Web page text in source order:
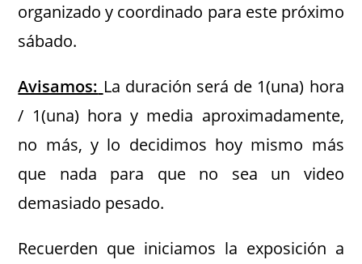
organizado y coordinado para este próximo
sábado.
Avisamos: La duración será de 1(una) hora
/ 1(una) hora y media aproximadamente,
no más, y lo decidimos hoy mismo más
que nada para que no sea un video
demasiado pesado.
Recuerden que iniciamos la exposición a